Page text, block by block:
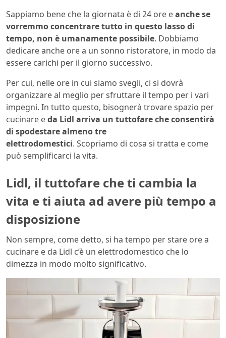
Sappiamo bene che la giornata è di 24 ore eanche se
vorremmo concentrare tutto in questo lasso di
tempo, non è umanamente possibile. Dobbiamo
dedicare anche ore a un sonno ristoratore, in modo da
essere carichi per il giorno successivo.
Per cui, nelle ore in cui siamo svegli, ci si dovrà
organizzare al meglio per sfruttare il tempo per i vari
impegni. In tutto questo, bisognerà trovare spazio per
cucinare eda Lidl arriva un tuttofare che consentirà
di spodestare almeno tre
elettrodomestici. Scopriamo di cosa si tratta e come
può semplificarci la vita.
Lidl, il tuttofare che ti cambia la
vita e ti aiuta ad avere più tempo a
disposizione
Non sempre, come detto, si ha tempo per stare ore a
cucinare e da Lidl c’è un elettrodomestico che lo
dimezza in modo molto significativo.